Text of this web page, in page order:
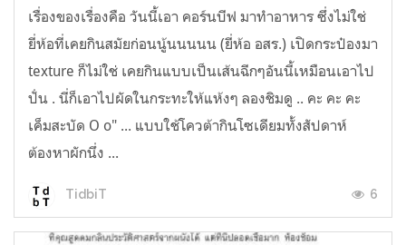
เรื่องของเรื่องคือ วันนี้เอา คอร์นบีฟ มาทำอาหาร ซึ่งไม่ใช่
ยี่ห้อที่เคยกินสมัยก่อนนู้นนนนน (ยี่ห้อ อสร.) เปิดกระป๋องมา
texture ก็ไม่ใช่ เคยกินแบบเป็นเส้นฉีกๆอันนี้เหมือนเอาไป
ปั่น . นี่ก็เอาไปผัดในกระทะให้แห้งๆ ลองชิมดู .. คะ คะ คะ
เค็มสะบัด O o" ... แบบใช้โควต้ากินโซเดียมทั้งสัปดาห์
ต้องหาผักนึ่ง ...
TidbiT 6